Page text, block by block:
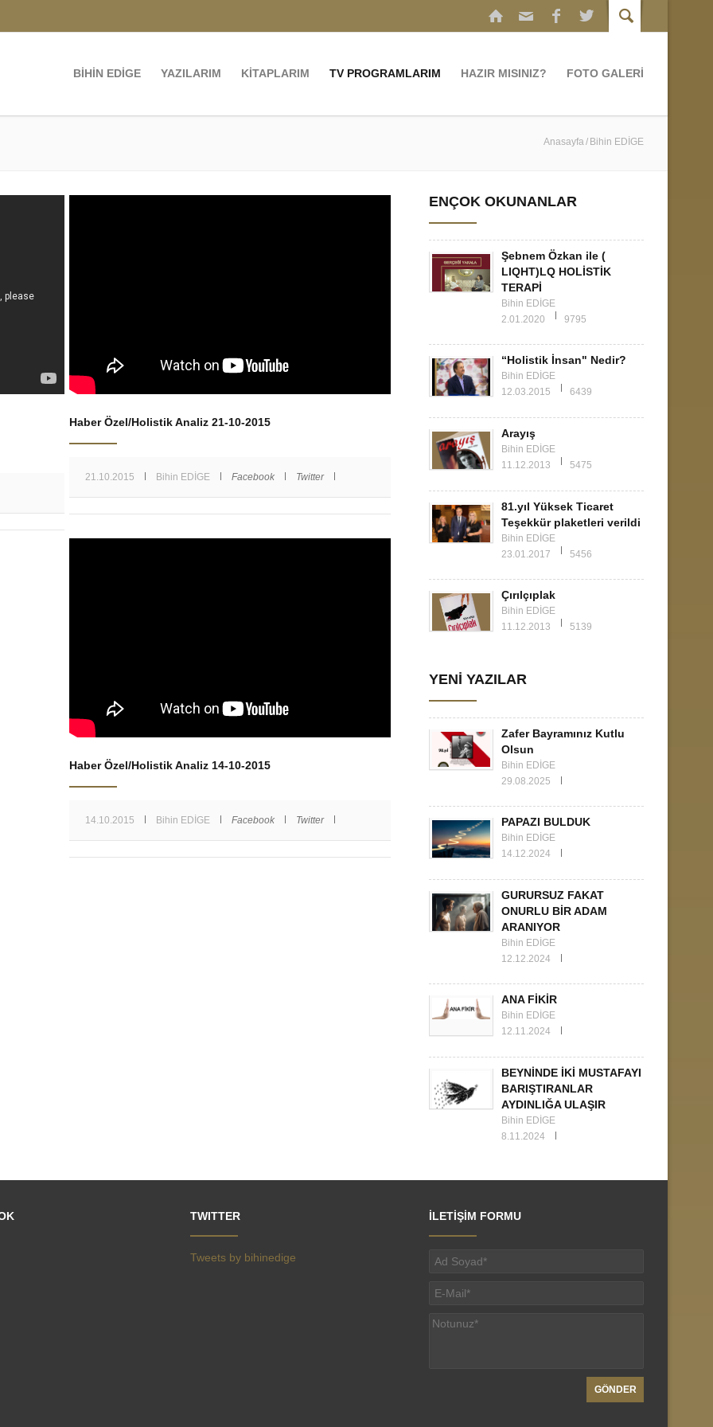
BİHİN EDİGE YAZILARIM KİTAPLARIM TV PROGRAMLARIM HAZIR MISINIZ? FOTO GALERİ
Anasayfa Bihin EDİGE
Haber Özel/Holistik Analiz 21-10-2015
21.10.2015 Bihin EDİGE Facebook Twitter
Haber Özel/Holistik Analiz 14-10-2015
14.10.2015 Bihin EDİGE Facebook Twitter
ENÇOK OKUNANLAR
Şebnem Özkan ile (
LIQHT)LQ HOLİSTİK
TERAPİ
Bihin EDİGE
2.01.2020
9795
“Holistik İnsan" Nedir?
Bihin EDİGE
12.03.2015
6439
Arayış
Bihin EDİGE
11.12.2013
5475
81.yıl Yüksek Ticaret
Teşekkür plaketleri verildi
Bihin EDİGE
23.01.2017
5456
Çırılçıplak
Bihin EDİGE
11.12.2013
5139
YENİ YAZILAR
Zafer Bayramınız Kutlu
Olsun
Bihin EDİGE
29.08.2025
PAPAZI BULDUK
Bihin EDİGE
14.12.2024
GURURSUZ FAKAT
ONURLU BİR ADAM
ARANIYOR
Bihin EDİGE
12.12.2024
ANA FİKİR
Bihin EDİGE
12.11.2024
BEYNİNDE İKİ MUSTAFAYI
BARIŞTIRANLAR
AYDINLIĞA ULAŞIR
Bihin EDİGE
8.11.2024
TWITTER
Tweets by bihinedige
İLETİŞİM FORMU
GÖNDER